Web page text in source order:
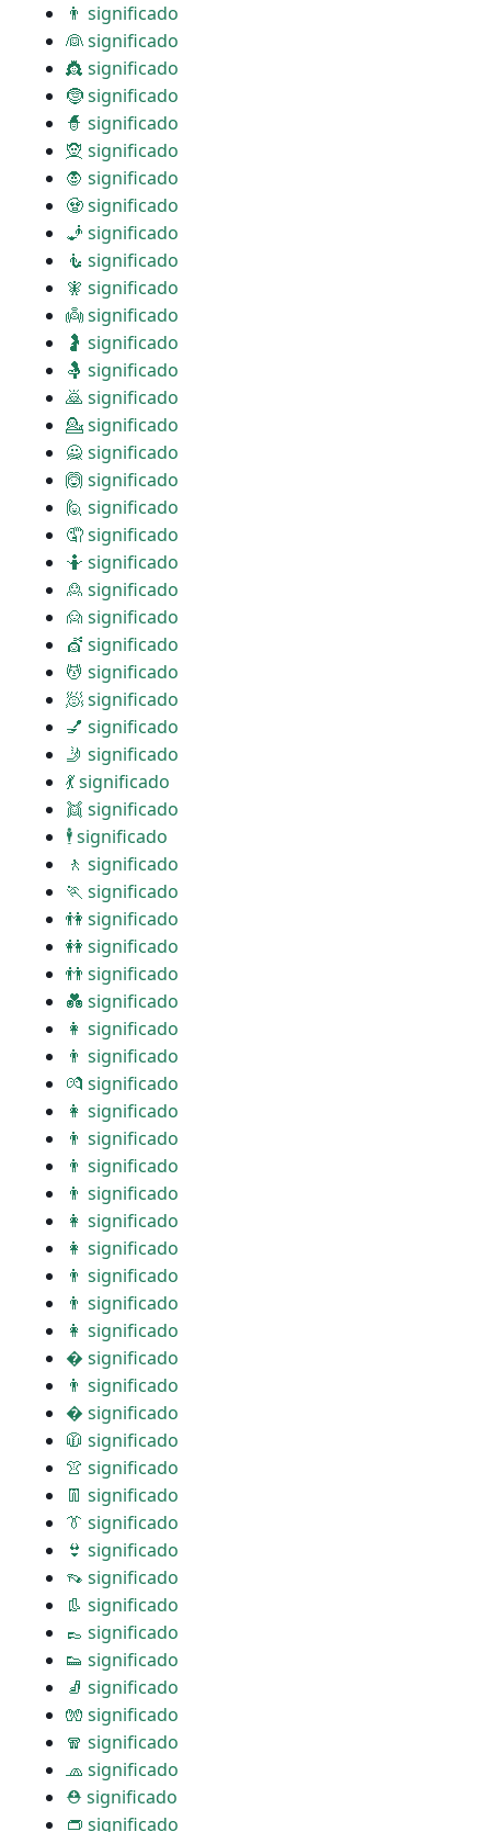
👨 significado
👰 significado
👸 significado
🤶 significado
🧙 significado
🧝 significado
🧛 significado
🧟 significado
🧞 significado
🧜 significado
🧚 significado
👼 significado
🤰 significado
🤱 significado
🙇 significado
💁 significado
🙅 significado
🙆 significado
🙋 significado
🤦 significado
🤷 significado
🙎 significado
🙍 significado
💇 significado
💆 significado
🧖 significado
💅 significado
🤳 significado
💃 significado
👯 significado
🕴 significado
🚶 significado
🏃 significado
👫 significado
👭 significado
👬 significado
💑 significado
👩 significado
👨 significado
💏 significado
👩 significado
👨 significado
👨 significado
👨 significado
👩 significado
👩 significado
👨 significado
👨 significado
👩 significado
� significado
👨 significado
� significado
🧥 significado
👚 significado
👖 significado
👔 significado
👙 significado
👡 significado
👢 significado
👞 significado
👟 significado
🧦 significado
🧤 significado
🧣 significado
🧢 significado
⛑ significado
👝 significado